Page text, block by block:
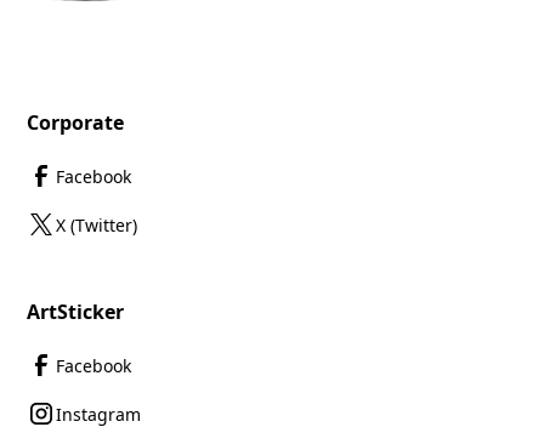
Corporate
Facebook
X (Twitter)
ArtSticker
Facebook
Instagram